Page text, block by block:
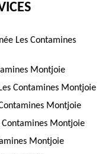
Les Contamines
Montjoie
Contamines Montjoie
Montjoie
Contamines Montjoie
Montjoie